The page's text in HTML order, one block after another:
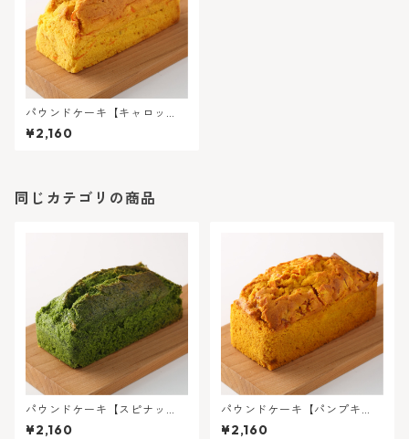
パウンドケーキ【キャロッ
ト】
¥2,160
同じカテゴリの商品
パウンドケーキ【スピナッ
チ】
¥2,160
パウンドケーキ【パンプキ
ン】
¥2,160